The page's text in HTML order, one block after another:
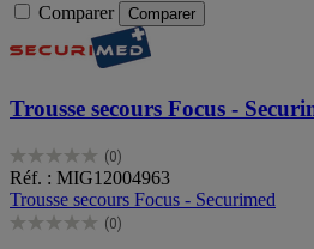
Comparer Comparer
Trousse secours Focus -
(0)
0.0
sur
5
étoiles.
Réf. : MIG12004963
Trousse secours Focus - Securimed
(0)
0.0